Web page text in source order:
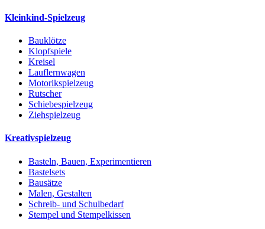
Kleinkind-Spielzeug
Bauklötze
Klopfspiele
Kreisel
Lauflernwagen
Motorikspielzeug
Rutscher
Schiebespielzeug
Ziehspielzeug
Kreativspielzeug
Basteln, Bauen, Experimentieren
Bastelsets
Bausätze
Malen, Gestalten
Schreib- und Schulbedarf
Stempel und Stempelkissen